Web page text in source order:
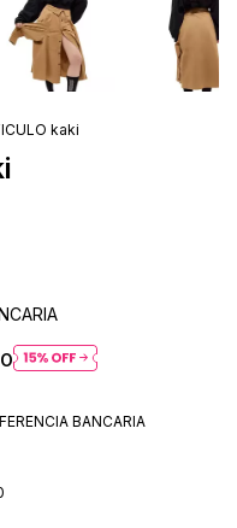
kaki
BANCARIA